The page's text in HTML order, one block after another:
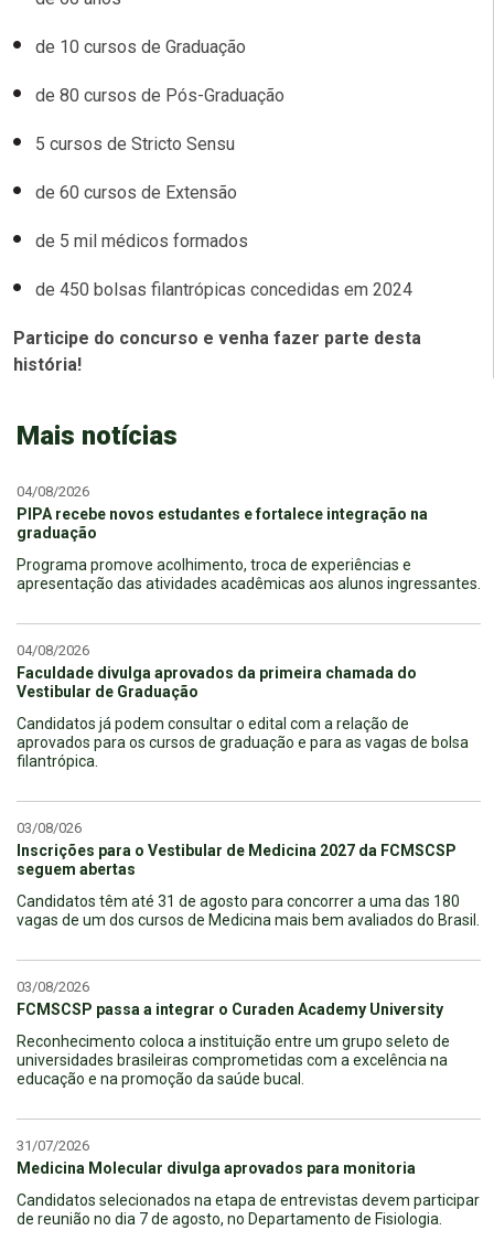
de 10 cursos de Graduação
de 80 cursos de Pós-Graduação
5 cursos de Stricto Sensu
de 60 cursos de Extensão
de 5 mil médicos formados
de 450 bolsas filantrópicas concedidas em 2024
Participe do concurso e venha fazer parte desta
história!
Mais notícias
04/08/2026
PIPA recebe novos estudantes e fortalece integração na
graduação
Programa promove acolhimento, troca de experiências e
apresentação das atividades acadêmicas aos alunos ingressantes.
04/08/2026
Faculdade divulga aprovados da primeira chamada do
Vestibular de Graduação
Candidatos já podem consultar o edital com a relação de
aprovados para os cursos de graduação e para as vagas de bolsa
filantrópica.
03/08/026
Inscrições para o Vestibular de Medicina 2027 da FCMSCSP
seguem abertas
Candidatos têm até 31 de agosto para concorrer a uma das 180
vagas de um dos cursos de Medicina mais bem avaliados do Brasil.
03/08/2026
FCMSCSP passa a integrar o Curaden Academy University
Reconhecimento coloca a instituição entre um grupo seleto de
universidades brasileiras comprometidas com a excelência na
educação e na promoção da saúde bucal.
31/07/2026
Medicina Molecular divulga aprovados para monitoria
Candidatos selecionados na etapa de entrevistas devem participar
de reunião no dia 7 de agosto, no Departamento de Fisiologia.